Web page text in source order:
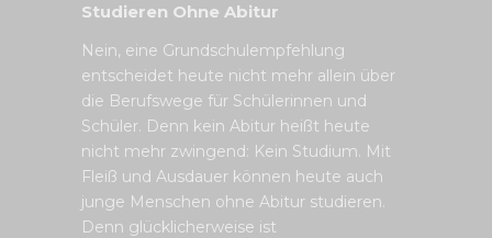
Studieren Ohne Abitur
Nein, eine Grundschulempfehlung
entscheidet heute nicht mehr allein über
die Berufswege für Schülerinnen und
Schüler. Denn kein Abitur heißt heute
nicht mehr zwingend: Kein Studium. Mit
Fleiß und Ausdauer können heute auch
junge Menschen ohne Abitur studieren.
Denn glücklicherweise ist